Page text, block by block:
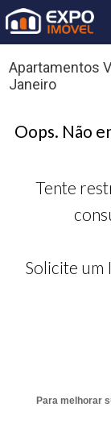
Apartamentos
Janeiro
Oops. Não
Tente
Solicite um
Para melhorar